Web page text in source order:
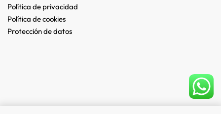
Política de privacidad
Política de cookies
Protección de datos